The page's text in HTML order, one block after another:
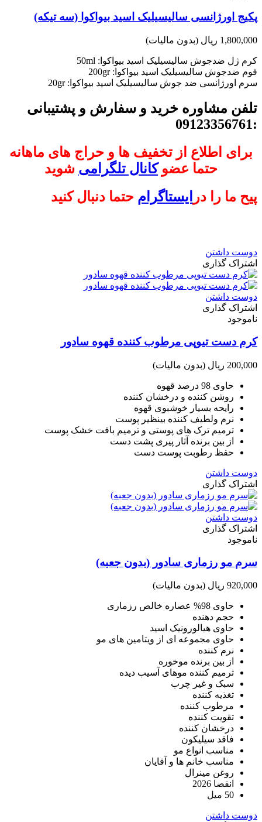
پکیج اورژانسی سالیسیلیک اسید بیواکوا (سه تیکه)
1,800,000 ریال (بدون مالیات)
کرم ژل ضدجوش سالیسیلیک اسید بیواکوا: 50ml
فوم ضدجوش سالیسیلیک اسید بیواکوا: 200gr
سرم اورژانسی ضد جوش سالیسیلیک اسید بیواکوا: 20gr
تلفن مشاوره خرید و سفارش و پشتیبانی
:09123356761
برای اطلاع از تخفیف ها و حراج های ماهانه
حتما عضوکانال تلگرامی شوید
پیح ما را در ایستاگرام حتما دنبال کنید
دوست داشتن
اشتراک گذاری
دوست داشتن
اشتراک گذاری
ناموجود
کرم دست تیوپی مرطوب کننده قهوه سادور
200,000 ریال (بدون مالیات)
حاوی 98 درصد قهوه
روشن کننده و درخشان کننده
رایحه بسیار خوشبوی قهوه
نرم ولطیف کننده بینظیر پوست
ترمیم ترک های پوستی و ترمیم بافت خشک پوست
از بین برنده آثار پیری پشت دست
حفظ رطوبت پوست دست
دوست داشتن
اشتراک گذاری
دوست داشتن
اشتراک گذاری
ناموجود
سرم مو رزماری سادور (بدون جعبه)
920,000 ریال (بدون مالیات)
حاوی 98% عصاره خالص رزماری
حجم دهنده
حاوی هیالورونیک اسید
حاوی مجموعه ای از ویتامین های مو
نرم کننده
از بین برنده موخوره
ترمیم کننده موهای آسیب دیده
سبک و غیر چرب
تغذیه کننده
مرطوب کننده
تقویت کننده
درخشان کننده
فاقد سیلیکون
مناسب انواع مو
مناسب خانم ها و آقایان
روغن مینرال
انقضا 2026
50 میل
دوست داشتن